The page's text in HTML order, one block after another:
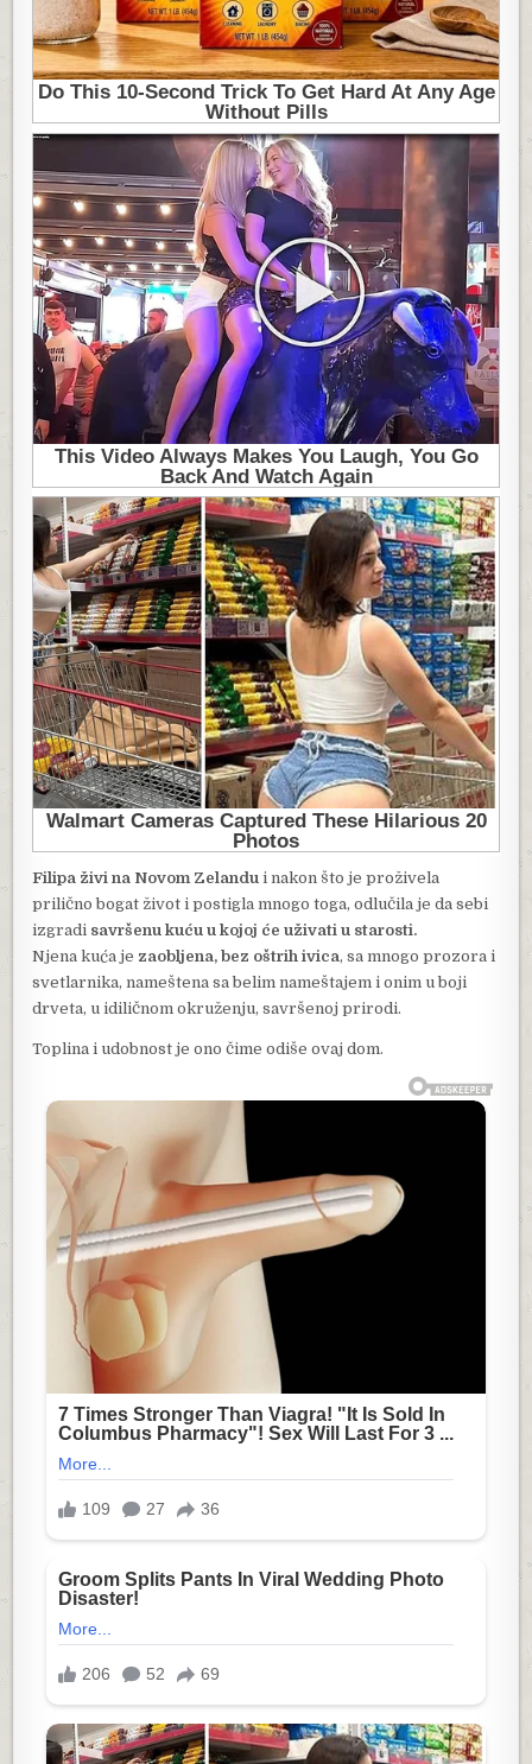
Filipa živi na Novom Zelandu i nakon što je proživela
prilično bogat život i postigla mnogo toga, odlučila je da sebi
izgradi savršenu kuću u kojoj će uživati u starosti.
Njena kuća je zaobljena, bez oštrih ivica, sa mnogo prozora i
svetlarnika, nameštena sa belim nameštajem i onim u boji
drveta, u idiličnom okruženju, savršenoj prirodi.
Toplina i udobnost je ono čime odiše ovaj dom.